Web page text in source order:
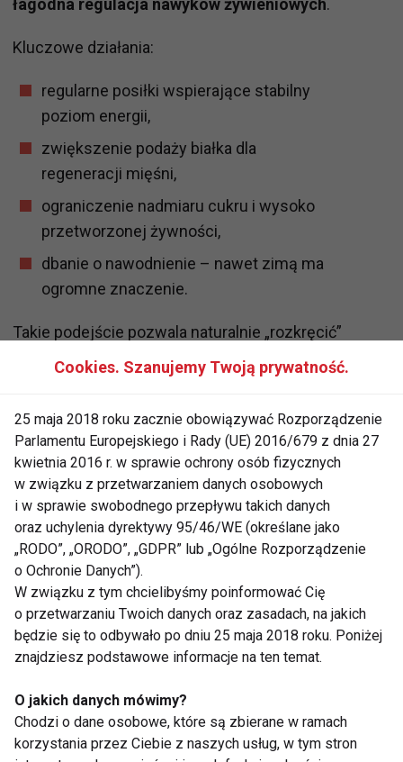
łagodna regulacja nawyków żywieniowych.
Kluczowe działania:
regularne posiłki wspierające stabilny
poziom energii,
zwiększenie podaży białka dla
regeneracji mięśni,
ograniczenie nadmiaru cukru i wysoko
przetworzonej żywności,
dbanie o nawodnienie – nawet zimą ma
ogromne znaczenie.
Takie podejście pozwala naturalnie „rozkręcić”
metabolizm bez stresu dla organizmu.
Przygotowanie ciała do wiosny to także praca z
regeneracją. Niedobór snu utrudnia redukcję tkanki
tłuszczowej, zwiększa apetyt i obniża motywację do
ruchu.
W lutym warto:
ustabilizować godziny snu i pobudki,
ograniczyć wieczorne korzystanie z
ekranów,
zadbać o wieczorne wyciszenie
organizmu.
Cookies. Szanujemy Twoją prywatność.
25 maja 2018 roku zacznie obowiązywać Rozporządzenie
Parlamentu Europejskiego i Rady (UE) 2016/679 z dnia 27
kwietnia 2016 r. w sprawie ochrony osób fizycznych
w związku z przetwarzaniem danych osobowych
i w sprawie swobodnego przepływu takich danych
oraz uchylenia dyrektywy 95/46/WE (określane jako
„RODO”, „ORODO”, „GDPR” lub „Ogólne Rozporządzenie
o Ochronie Danych”).
W związku z tym chcielibyśmy poinformować Cię
o przetwarzaniu Twoich danych oraz zasadach, na jakich
będzie się to odbywało po dniu 25 maja 2018 roku. Poniżej
znajdziesz podstawowe informacje na ten temat.
O jakich danych mówimy?
Chodzi o dane osobowe, które są zbierane w ramach
korzystania przez Ciebie z naszych usług, w tym stron